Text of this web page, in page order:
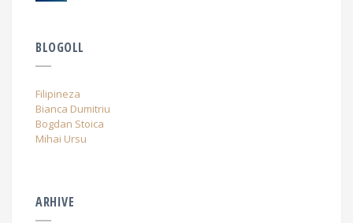
BLOGOLL
Filipineza
Bianca Dumitriu
Bogdan Stoica
Mihai Ursu
ARHIVE